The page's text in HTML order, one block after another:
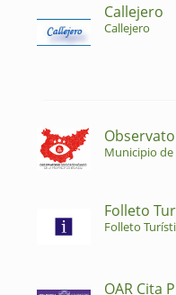
Callejero
Callejero
Municipio
Folleto
Folleto
OAR Cita